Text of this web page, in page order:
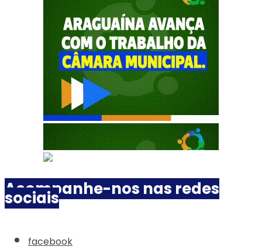
Acompanhe-nos nas redes
sociais
facebook